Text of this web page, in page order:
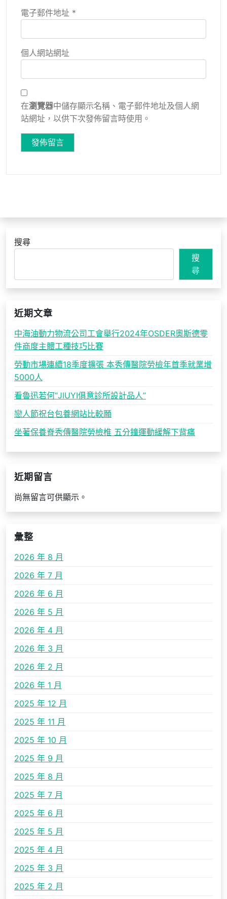
電子郵件地址 *
個人網站網址
在瀏覽器中儲存顯示名稱、電子郵件地址及個人網
站網址，以供下次發佈留言時使用。
搜尋
搜
尋
近期文章
中海油動力物流公司工會舉行2024年OSDER奧斯德零
件商度主體工種技巧比賽
勞動市場連續18季度擴張 本秀傳醫院勞檢年首季就業增
5000人
看魯迅若何“JIUYI俱意診所設計品人”
戀人節祝台包養網站比較願
坐著保養脊秀傳醫院勞檢椎 五分鐘運動緩解下背痛
近期留言
尚無留言可供顯示。
彙整
2026 年 8 月
2026 年 7 月
2026 年 6 月
2026 年 5 月
2026 年 4 月
2026 年 3 月
2026 年 2 月
2026 年 1 月
2025 年 12 月
2025 年 11 月
2025 年 10 月
2025 年 9 月
2025 年 8 月
2025 年 7 月
2025 年 6 月
2025 年 5 月
2025 年 4 月
2025 年 3 月
2025 年 2 月